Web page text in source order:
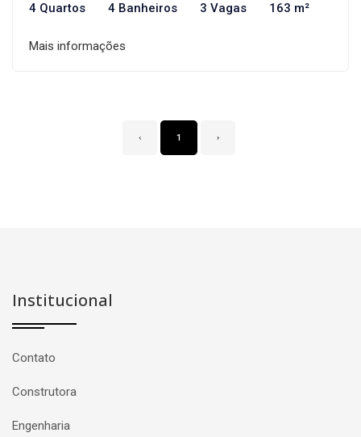
4 Quartos 4 Banheiros 3 Vagas 163 m²
Mais informações
‹ 1 ›
Institucional
Contato
Construtora
Engenharia